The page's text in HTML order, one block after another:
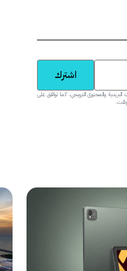
اشترك
على تلقي النشرات البريدية والمحتوى الترويجي، كما توافق على
وقت.